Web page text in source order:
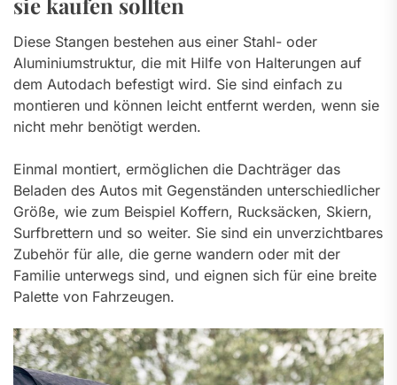
Diese Stangen bestehen aus einer Stahl- oder
Aluminiumstruktur, die mit Hilfe von Halterungen auf
dem Autodach befestigt wird. Sie sind einfach zu
montieren und können leicht entfernt werden, wenn sie
nicht mehr benötigt werden.
Einmal montiert, ermöglichen die Dachträger das
Beladen des Autos mit Gegenständen unterschiedlicher
Größe, wie zum Beispiel Koffern, Rucksäcken, Skiern,
Surfbrettern und so weiter. Sie sind ein unverzichtbares
Zubehör für alle, die gerne wandern oder mit der
Familie unterwegs sind, und eignen sich für eine breite
Palette von Fahrzeugen.